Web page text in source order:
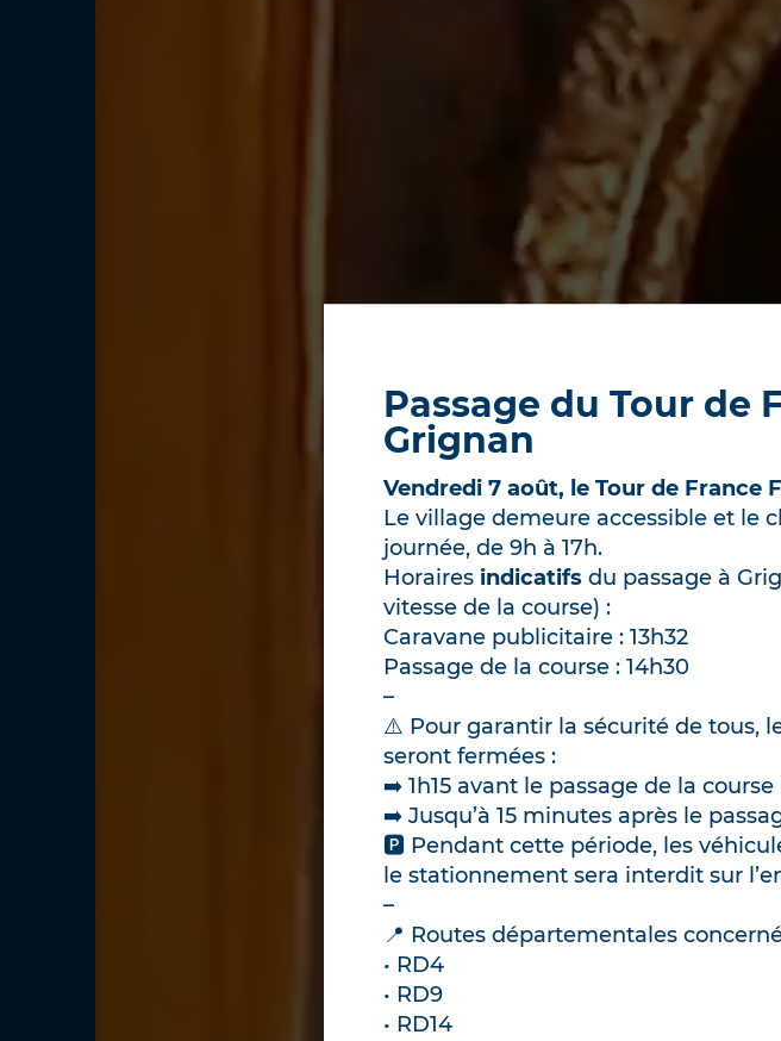
Important ! Info
En raison des fortes chaleurs, les
adaptées pour vous assurer le
🕣
Accès aux salles de 9h à 16h30
Selon les températures, certaines
fermés au public durant la journée.
🌄Accès aux extérieurs du château
Ouverture du Café Louis-Provence
Évolution possible des horaires
journalières. Le café est ouvert en
nocturnes.
📢L’après-midi, visites « flash »
📢Annulation des visites guidées de
Bon plan :
sont proposées tout l’été.
Pour en savoir plus,
Nous vous remercions pour votre
Vendredi 7 août, le Tour de France
Le village demeure accessible et le
journée, de 9h à 17h.
Horaires indicatifs du passage à
vitesse de la course) :
Caravane publicitaire : 13h32
Passage de la course : 14h30
–
⚠️ Pour garantir la sécurité de tous,
seront fermées :
➡️ 1h15 avant le passage de la course
➡️ Jusqu’à 15 minutes après le
🅿️ Pendant cette période, les
le stationnement sera interdit sur
–
📍 Routes départementales
• RD4
• RD9
• RD14